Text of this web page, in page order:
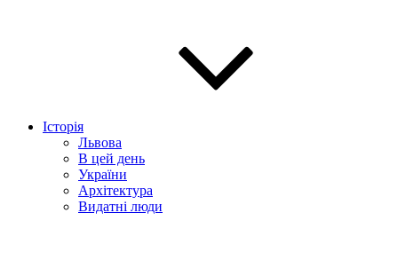
Історія
Львова
В цей день
України
Архітектура
Видатні люди